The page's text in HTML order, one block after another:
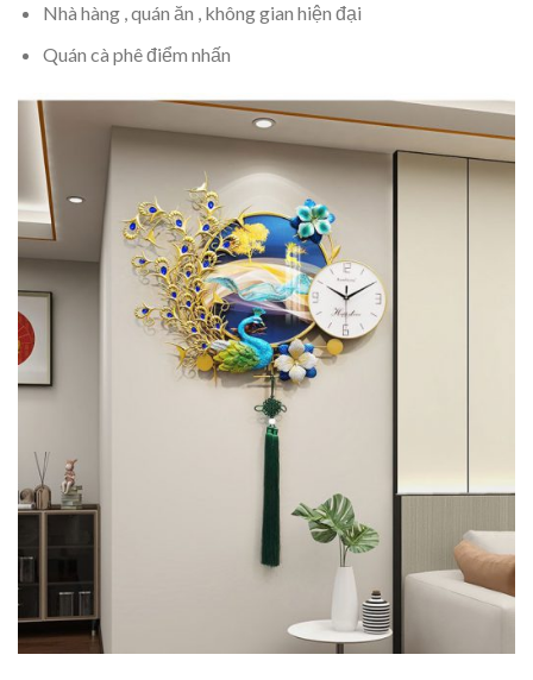
Nhà hàng , quán ăn , không gian hiện đại
Quán cà phê điểm nhấn